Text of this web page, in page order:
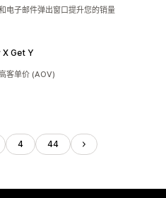
电子邮件弹出窗口提升您的销量
X Get Y
客单价 (AOV)
4 44